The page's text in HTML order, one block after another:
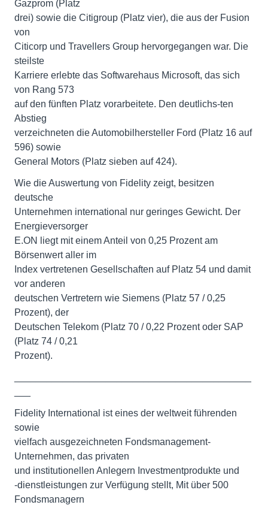
Gazprom (Platz
drei) sowie die Citigroup (Platz vier), die aus der Fusion
von
Citicorp und Travellers Group hervorgegangen war. Die
steilste
Karriere erlebte das Softwarehaus Microsoft, das sich
von Rang 573
auf den fünften Platz vorarbeitete. Den deutlichs-ten
Abstieg
verzeichneten die Automobilhersteller Ford (Platz 16 auf
596) sowie
General Motors (Platz sieben auf 424).
Wie die Auswertung von Fidelity zeigt, besitzen
deutsche
Unternehmen international nur geringes Gewicht. Der
Energieversorger
E.ON liegt mit einem Anteil von 0,25 Prozent am
Börsenwert aller im
Index vertretenen Gesellschaften auf Platz 54 und damit
vor anderen
deutschen Vertretern wie Siemens (Platz 57 / 0,25
Prozent), der
Deutschen Telekom (Platz 70 / 0,22 Prozent oder SAP
(Platz 74 / 0,21
Prozent).
Fidelity International ist eines der weltweit führenden
sowie
vielfach ausgezeichneten Fondsmanagement-
Unternehmen, das privaten
und institutionellen Anlegern Investmentprodukte und
-dienstleistungen zur Verfügung stellt, Mit über 500
Fondsmanagern